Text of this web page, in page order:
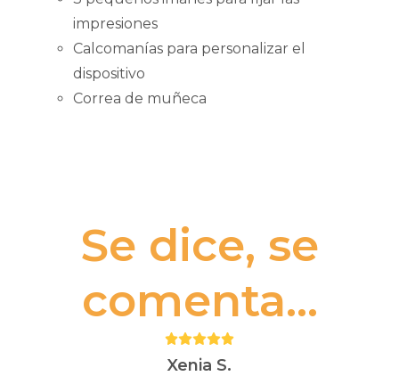
impresiones
Calcomanías para personalizar el
dispositivo
Correa de muñeca
Se dice, se
comenta...
Puntuación:
5Xenia S.